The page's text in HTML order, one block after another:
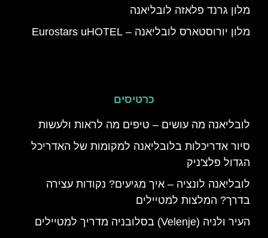
מלון גרנד פלאזה לובליאנה
מלון יורוסטארס לובליאנה – Eurostars uHOTEL
כרטיסים
לובליאנה מה עושים – טיפים מה לראות ולעשות
סיור אדריכלות בלובליאנה למקומות של האדריכל
הגדול פלצ'ניק
לובליאנה לונציה – איך מגיעים? נקודות עצירה
בדרך? המלצות למטיילים
העיר ולניה (Velenje) בסלובניה מדריך למטיילים